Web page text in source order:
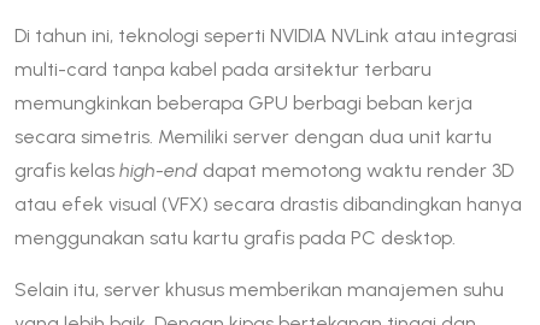
Di tahun ini, teknologi seperti NVIDIA NVLink atau integrasi
multi-card tanpa kabel pada arsitektur terbaru
memungkinkan beberapa GPU berbagi beban kerja
secara simetris. Memiliki server dengan dua unit kartu
grafis kelas high-end dapat memotong waktu render 3D
atau efek visual (VFX) secara drastis dibandingkan hanya
menggunakan satu kartu grafis pada PC desktop.
Selain itu, server khusus memberikan manajemen suhu